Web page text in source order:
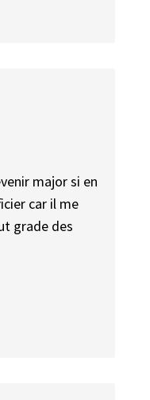
major si en
car il me
grade des